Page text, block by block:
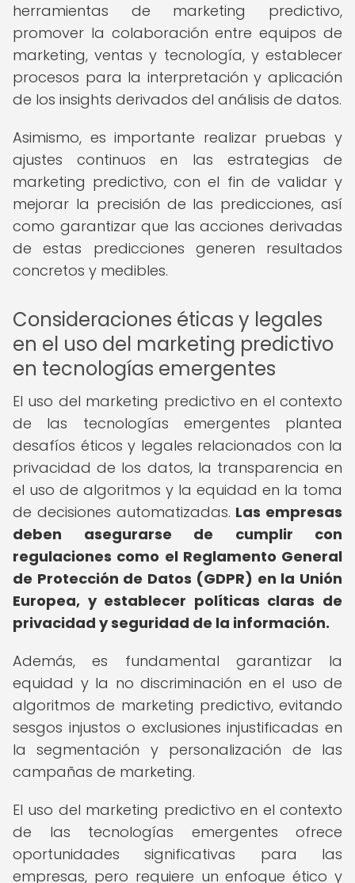
herramientas de marketing predictivo,
promover la colaboración entre equipos de
marketing, ventas y tecnología, y establecer
procesos para la interpretación y aplicación
de los insights derivados del análisis de datos.
Asimismo, es importante realizar pruebas y
ajustes continuos en las estrategias de
marketing predictivo, con el fin de validar y
mejorar la precisión de las predicciones, así
como garantizar que las acciones derivadas
de estas predicciones generen resultados
concretos y medibles.
Consideraciones éticas y legales
en el uso del marketing predictivo
en tecnologías emergentes
El uso del marketing predictivo en el contexto
de las tecnologías emergentes plantea
desafíos éticos y legales relacionados con la
privacidad de los datos, la transparencia en
el uso de algoritmos y la equidad en la toma
de decisiones automatizadas. Las empresas
deben asegurarse de cumplir con
regulaciones como el Reglamento General
de Protección de Datos (GDPR) en la Unión
Europea, y establecer políticas claras de
privacidad y seguridad de la información.
Además, es fundamental garantizar la
equidad y la no discriminación en el uso de
algoritmos de marketing predictivo, evitando
sesgos injustos o exclusiones injustificadas en
la segmentación y personalización de las
campañas de marketing.
El uso del marketing predictivo en el contexto
de las tecnologías emergentes ofrece
oportunidades significativas para las
empresas, pero requiere un enfoque ético y